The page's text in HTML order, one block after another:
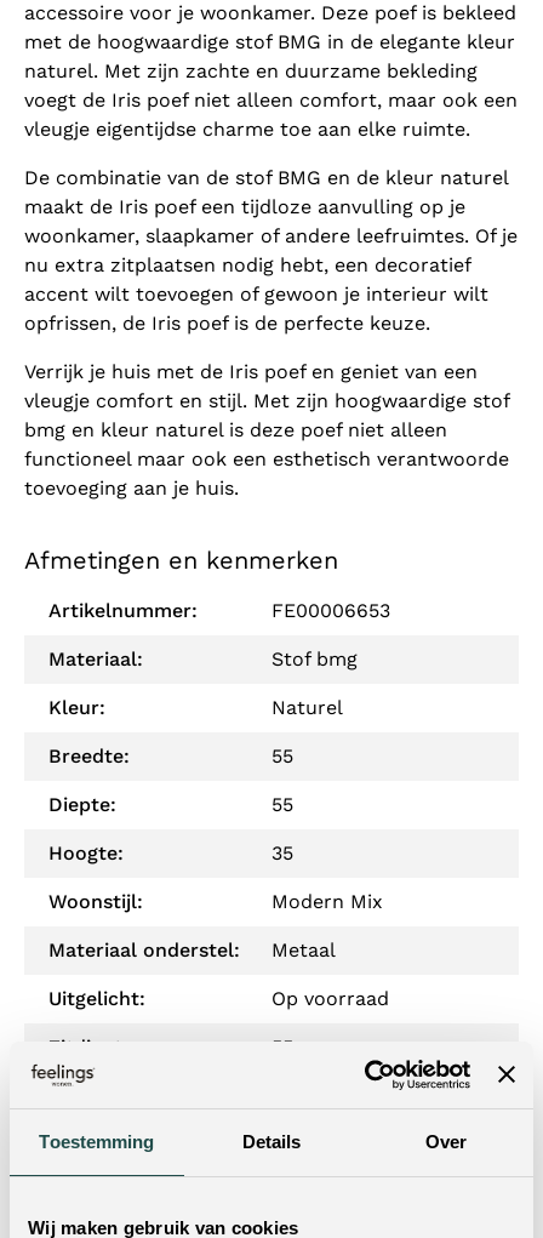
Toestemming Details Over
Wij maken gebruik van cookies
accessoire voor je woonkamer. Deze poef is bekleed
met de hoogwaardige stof BMG in de elegante kleur
naturel. Met zijn zachte en duurzame bekleding
voegt de Iris poef niet alleen comfort, maar ook een
vleugje eigentijdse charme toe aan elke ruimte.
De combinatie van de stof BMG en de kleur naturel
maakt de Iris poef een tijdloze aanvulling op je
woonkamer, slaapkamer of andere leefruimtes. Of je
nu extra zitplaatsen nodig hebt, een decoratief
accent wilt toevoegen of gewoon je interieur wilt
opfrissen, de Iris poef is de perfecte keuze.
Verrijk je huis met de Iris poef en geniet van een
vleugje comfort en stijl. Met zijn hoogwaardige stof
bmg en kleur naturel is deze poef niet alleen
functioneel maar ook een esthetisch verantwoorde
toevoeging aan je huis.
Afmetingen en kenmerken
Artikelnummer: FE00006653
Materiaal: Stof bmg
Kleur: Naturel
Breedte: 55
Diepte: 55
Hoogte: 35
Woonstijl: Modern Mix
Materiaal onderstel: Metaal
Uitgelicht: Op voorraad
Zitdiepte: 55
Draaibaar: Nee